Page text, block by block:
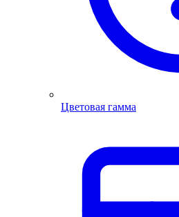
Цветовая гамма